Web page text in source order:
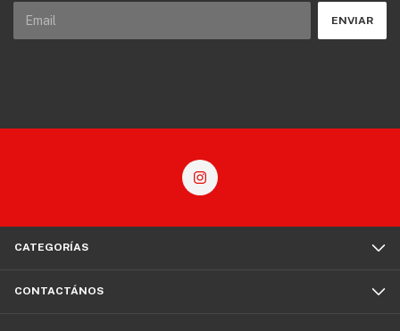
CATEGORÍAS
CONTACTÁNOS